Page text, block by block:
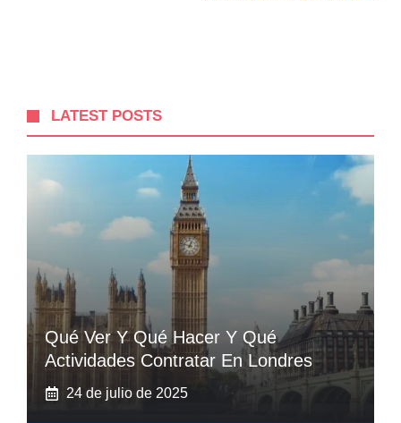
LATEST POSTS
Qué Ver Y Qué Hacer Y Qué
Actividades Contratar En Londres
24 de julio de 2025